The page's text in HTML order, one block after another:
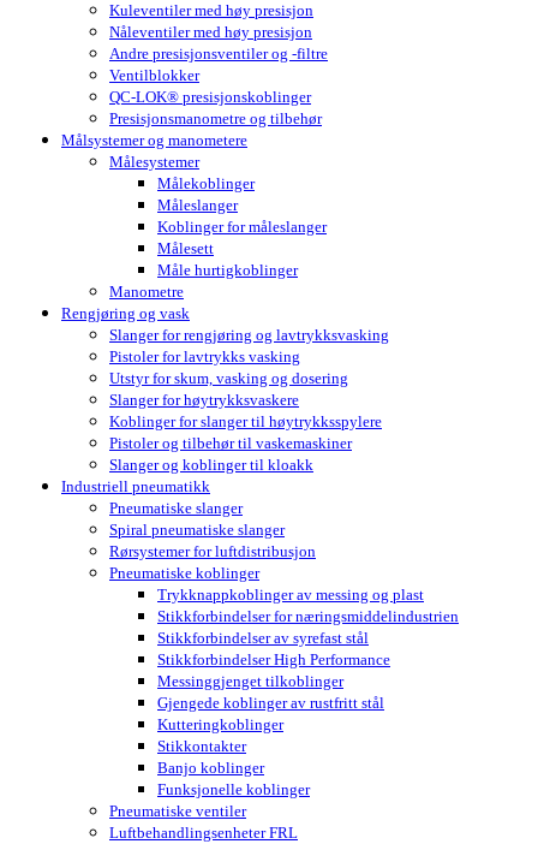
Kuleventiler med høy presisjon
Nåleventiler med høy presisjon
Andre presisjonsventiler og -filtre
Ventilblokker
QC-LOK® presisjonskoblinger
Presisjonsmanometre og tilbehør
Målsystemer og manometere
Målesystemer
Målekoblinger
Måleslanger
Koblinger for måleslanger
Målesett
Måle hurtigkoblinger
Manometre
Rengjøring og vask
Slanger for rengjøring og lavtrykksvasking
Pistoler for lavtrykks vasking
Utstyr for skum, vasking og dosering
Slanger for høytrykksvaskere
Koblinger for slanger til høytrykksspylere
Pistoler og tilbehør til vaskemaskiner
Slanger og koblinger til kloakk
Industriell pneumatikk
Pneumatiske slanger
Spiral pneumatiske slanger
Rørsystemer for luftdistribusjon
Pneumatiske koblinger
Trykknappkoblinger av messing og plast
Stikkforbindelser for næringsmiddelindustrien
Stikkforbindelser av syrefast stål
Stikkforbindelser High Performance
Messinggjenget tilkoblinger
Gjengede koblinger av rustfritt stål
Kutteringkoblinger
Stikkontakter
Banjo koblinger
Funksjonelle koblinger
Pneumatiske ventiler
Luftbehandlingsenheter FRL